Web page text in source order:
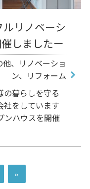
リノベーシ
しましたー
他、
リノベーショ
ン、
リフォーム
の暮らしを守る
社をしています
ンハウスを開催
»